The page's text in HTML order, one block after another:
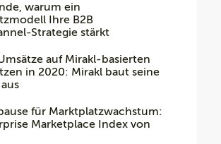
warum ein
Ihre B2B
Strategie stärkt
auf Mirakl-basierten
in 2020: Mirakl baut seine
für Marktplatzwachstum:
Marketplace Index von